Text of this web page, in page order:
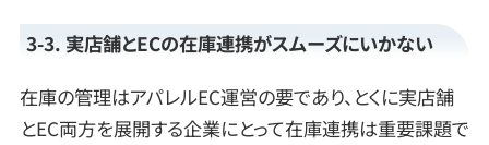
3-3. 実店舗とECの在庫連携がスムーズにいかない
在庫の管理はアパレルEC運営の要であり、とくに実店舗
とEC両方を展開する企業にとって在庫連携は重要課題で